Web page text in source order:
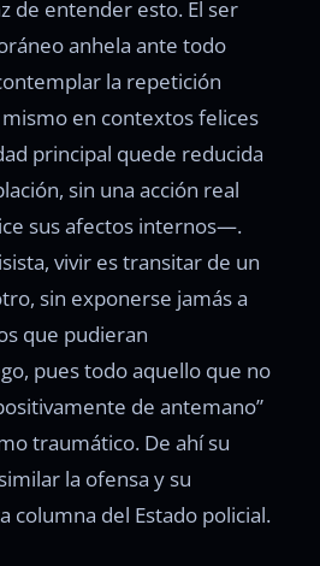
de entender esto. El ser
anhela ante todo
la repetición
en contextos felices
principal quede reducida
sin una acción real
sus afectos internos—.
vivir es transitar de un
sin exponerse jamás a
que pudieran
pues todo aquello que no
de antemano”
traumático. De ahí su
la ofensa y su
columna del Estado policial.